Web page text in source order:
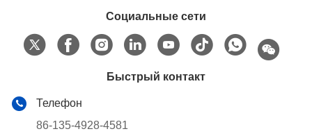
Социальные сети
Быстрый контакт
Телефон
86-135-4928-4581